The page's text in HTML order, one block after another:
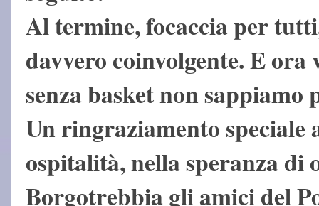
Al termine, focaccia per
davvero coinvolgente. E
senza basket non sappiamo
Un ringraziamento
ospitalità, nella speranza di
Borgotrebbia gli amici del